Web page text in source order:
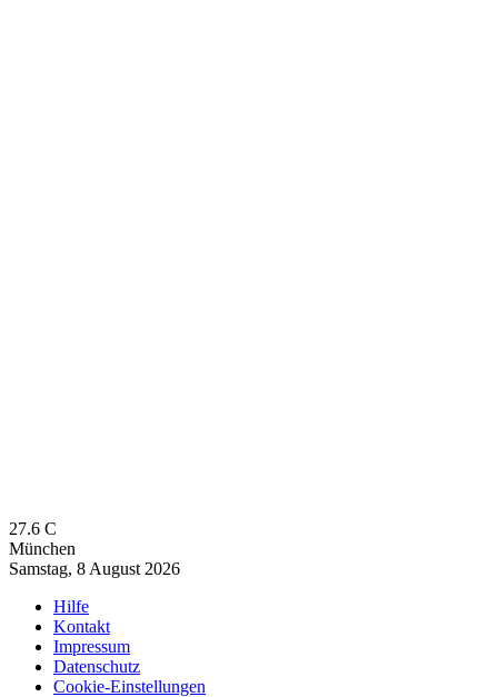
27.6 C
München
Samstag, 8 August 2026
Hilfe
Kontakt
Impressum
Datenschutz
Cookie-Einstellungen